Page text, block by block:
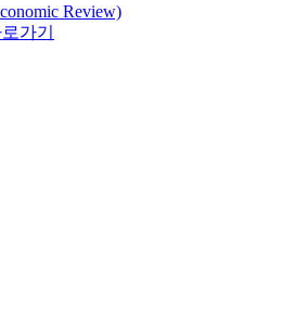
Review)
가기